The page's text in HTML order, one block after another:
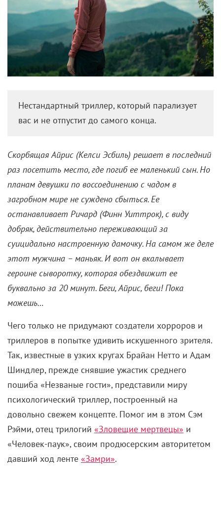
заполучить дорогое профессиональное оборудование.
Да и еще вдобавок научиться им пользоваться. С
появлением смартфонов и их стремительным
развитием подобные проблемы канули в лету. Более
того, преимущества многофункционального
нескольких фильмах и сериалах, которые сняты на
мобильное устройство.
«Ночная рыбалка» (2011)
В 2011 году режиссер«Олдбоя»Пак Чхан-ук со
своим младшим братом Пак Чхан-гёном в рамках
рекламной кампании мобильного оператора сняли
короткометражный фэнтези-хоррор «Ночная
рыбалка». По сюжету мужчина вылавливает из реки
тело женщины, и, пытаясь выпутать ее из лески,
обнаруживает, что сам все больше запутывается в
процессе. Он теряет сознание, после чего история
начинает развиваться в несколько
сюрреалистичном ключе.
Бюджет «Ночной рыбалки» составил $135 тысяч. В
качестве камер постановщики использовали десять